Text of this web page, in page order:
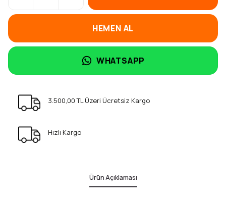
HEMEN AL
WHATSAPP
3.500,00 TL Üzeri Ücretsiz Kargo
Hızlı Kargo
Ürün Açıklaması